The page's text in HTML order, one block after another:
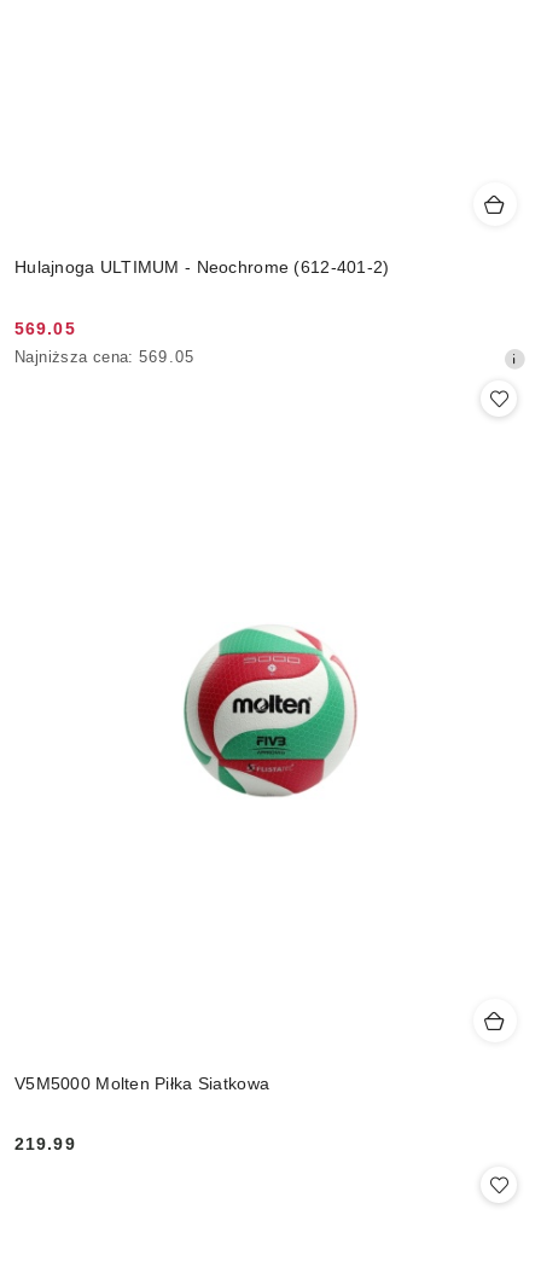
Hulajnoga ULTIMUM - Neochrome (612-401-2)
Cena
promocyjna:
569.05
Najniższa
Najniższa cena: 569.05
V5M5000 Molten Piłka Siatkowa
Cena:
219.99